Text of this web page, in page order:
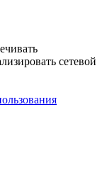
сетевой